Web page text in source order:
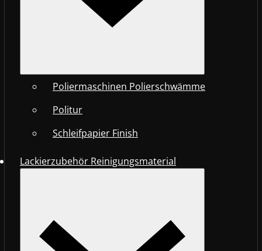
Poliermaschinen Polierschwämme
Politur
Schleifpapier Finish
Lackierzubehör Reinigungsmaterial